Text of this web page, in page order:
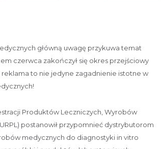
główną uwagę przykuwa temat
czerwca zakończył się okres przejściowy
to nie jedyne zagadnienie istotne w
Produktów Leczniczych, Wyrobów
postanowił przypomnieć dystrybutorom
medycznych do diagnostyki in vitro